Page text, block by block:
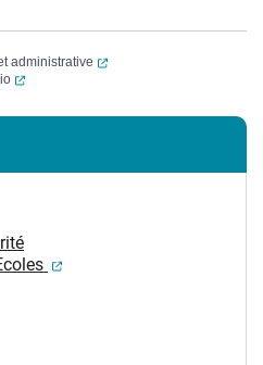
administrative
(ouverture dans un
(ouverture dans un nouvel onglet)
(ouverture dans un